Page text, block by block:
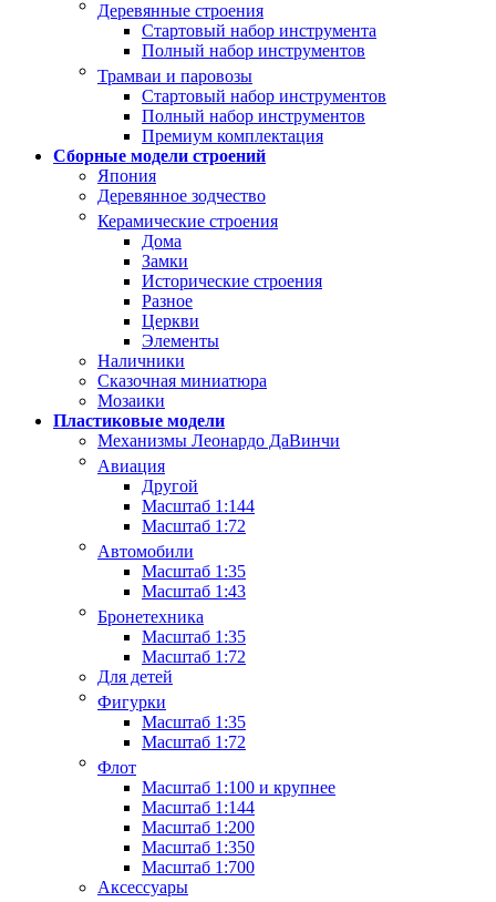
Деревянные строения
Стартовый набор инструмента
Полный набор инструментов
Трамваи и паровозы
Стартовый набор инструментов
Полный набор инструментов
Премиум комплектация
Сборные модели строений
Япония
Деревянное зодчество
Керамические строения
Дома
Замки
Исторические строения
Разное
Церкви
Элементы
Наличники
Сказочная миниатюра
Мозаики
Пластиковые модели
Механизмы Леонардо ДаВинчи
Авиация
Другой
Масштаб 1:144
Масштаб 1:72
Автомобили
Масштаб 1:35
Масштаб 1:43
Бронетехника
Масштаб 1:35
Масштаб 1:72
Для детей
Фигурки
Масштаб 1:35
Масштаб 1:72
Флот
Масштаб 1:100 и крупнее
Масштаб 1:144
Масштаб 1:200
Масштаб 1:350
Масштаб 1:700
Аксессуары